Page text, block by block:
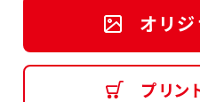
オリ
プリン